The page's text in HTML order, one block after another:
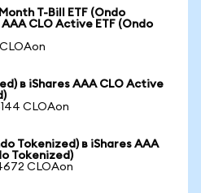
T-Bill ETF (Ondo
CLO Active ETF (Ondo
в iShares AAA CLO Active
CLOAon
Tokenized) в iShares AAA
Tokenized)
CLOAon